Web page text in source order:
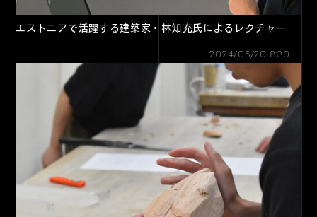
エストニアで活躍する建築家・林知充氏によるレクチャー
2024/05/20 8:30